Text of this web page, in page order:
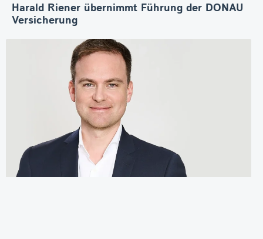
Harald Riener übernimmt Führung der DONAU
Versicherung